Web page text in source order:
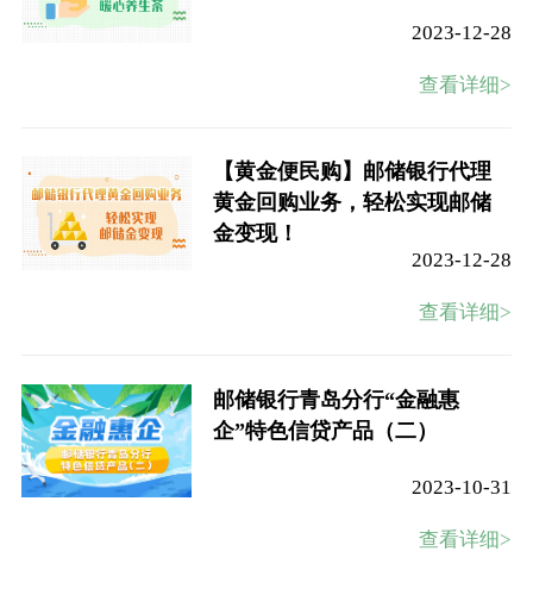
2023-12-28
查看详细>
【黄金便民购】邮储银行代理
黄金回购业务，轻松实现邮储
金变现！
2023-12-28
查看详细>
邮储银行青岛分行“金融惠
企”特色信贷产品（二）
2023-10-31
查看详细>